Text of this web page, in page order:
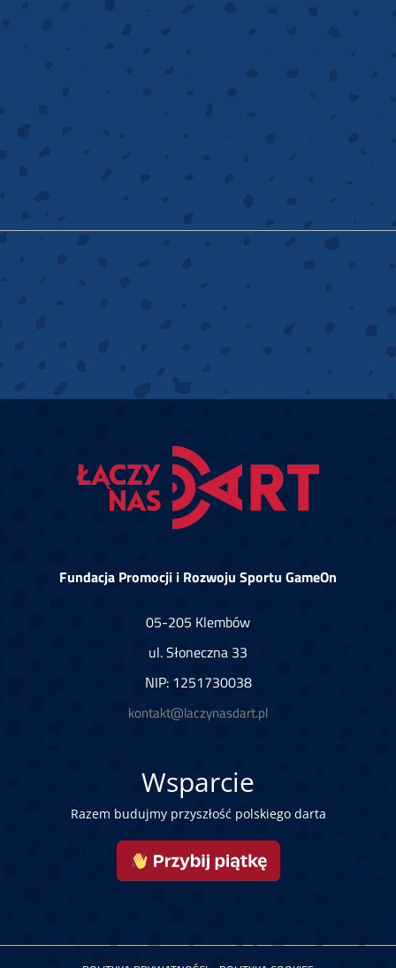
Fundacja Promocji i Rozwoju Sportu GameOn
05-205 Klembów
ul. Słoneczna 33
NIP: 1251730038
kontakt@laczynasdart.pl
Wsparcie
Razem budujmy przyszłość polskiego darta